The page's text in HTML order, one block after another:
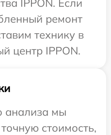
IPPON. Если
ремонт
технику в
центр IPPON.
анализа мы
стоимость,